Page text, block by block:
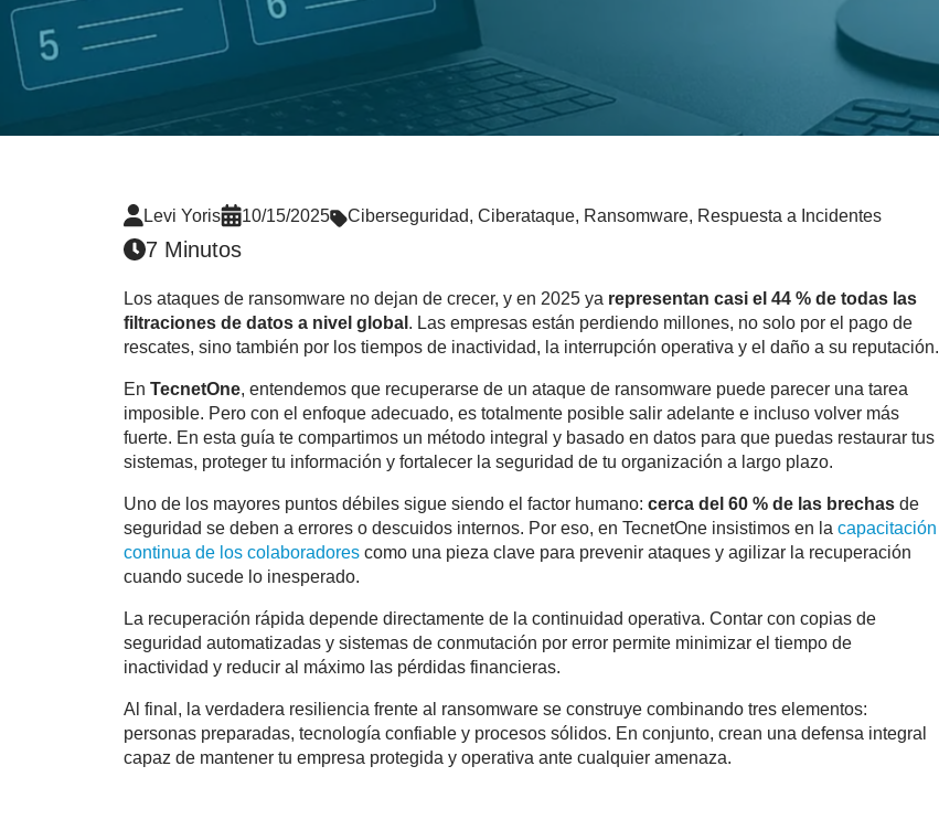
Levi Yoris 10/15/2025 Ciberseguridad, Ciberataque, Ransomware, Respuesta a Incidentes
7 Minutos
Los ataques de ransomware no dejan de crecer, y en 2025 ya representan casi el 44 % de todas las
filtraciones de datos a nivel global . Las empresas están perdiendo millones, no solo por el pago de
rescates, sino también por los tiempos de inactividad, la interrupción operativa y el daño a su reputación.
En TecnetOne, entendemos que recuperarse de un ataque de ransomware puede parecer una tarea
imposible. Pero con el enfoque adecuado, es totalmente posible salir adelante e incluso volver más
fuerte. En esta guía te compartimos un método integral y basado en datos para que puedas restaurar tus
sistemas, proteger tu información y fortalecer la seguridad de tu organización a largo plazo.
Uno de los mayores puntos débiles sigue siendo el factor humano: cerca del 60 % de las brechas de
seguridad se deben a errores o descuidos internos. Por eso, en TecnetOne insistimos en la capacitación
continua de los colaboradores como una pieza clave para prevenir ataques y agilizar la recuperación
cuando sucede lo inesperado.
La recuperación rápida depende directamente de la continuidad operativa. Contar con copias de
seguridad automatizadas y sistemas de conmutación por error permite minimizar el tiempo de
inactividad y reducir al máximo las pérdidas financieras.
Al final, la verdadera resiliencia frente al ransomware se construye combinando tres elementos:
personas preparadas, tecnología confiable y procesos sólidos. En conjunto, crean una defensa integral
capaz de mantener tu empresa protegida y operativa ante cualquier amenaza.